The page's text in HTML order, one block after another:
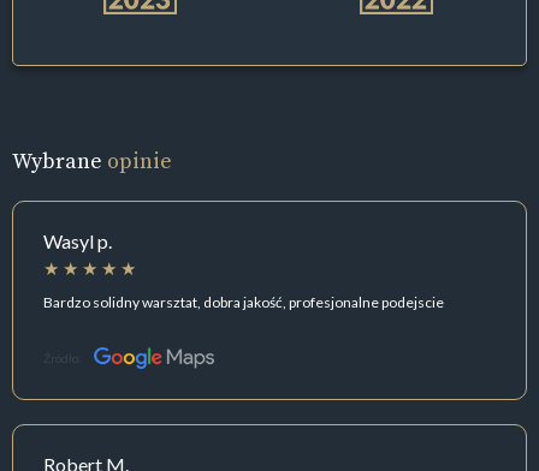
Wybrane opinie
Wasyl p.
Bardzo solidny warsztat, dobra jakość, profesjonalne podejscie
Źródło:
Robert M.